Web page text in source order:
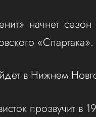
начнет
«Спартака».
в
прозвучит